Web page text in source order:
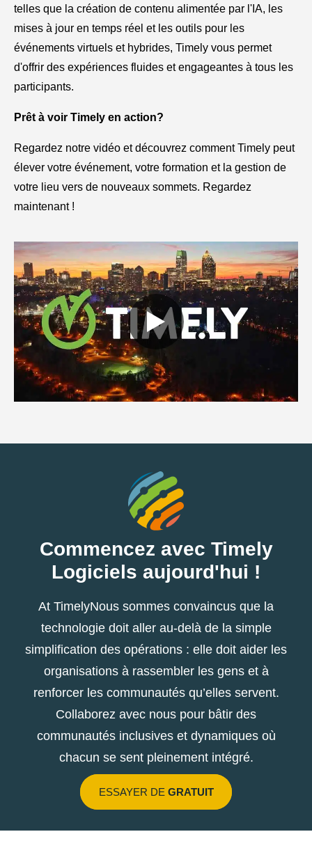
telles que la création de contenu alimentée par l'IA, les
mises à jour en temps réel et les outils pour les
événements virtuels et hybrides, Timely vous permet
d'offrir des expériences fluides et engageantes à tous les
participants.
Prêt à voir Timely en action?
Regardez notre vidéo et découvrez comment Timely peut
élever votre événement, votre formation et la gestion de
votre lieu vers de nouveaux sommets. Regardez
maintenant !
Commencez avec Timely
Logiciels aujourd'hui !
At TimelyNous sommes convaincus que la
technologie doit aller au-delà de la simple
simplification des opérations : elle doit aider les
organisations à rassembler les gens et à
renforcer les communautés qu’elles servent.
Collaborez avec nous pour bâtir des
communautés inclusives et dynamiques où
chacun se sent pleinement intégré.
ESSAYER DE GRATUIT